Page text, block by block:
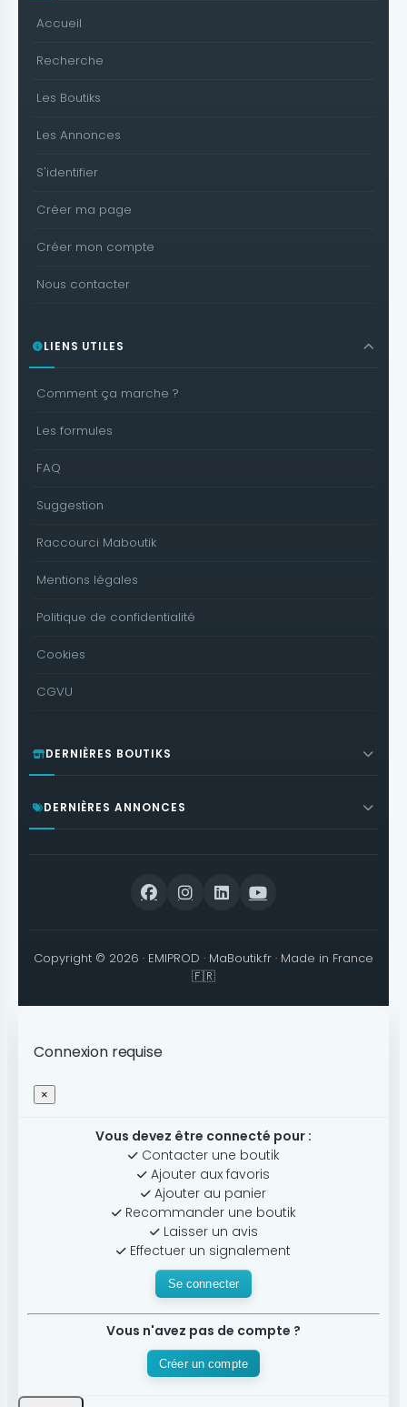
Accueil
Recherche
Les Boutiks
Les Annonces
S'identifier
Créer ma page
Créer mon compte
Nous contacter
LIENS UTILES
Comment ça marche ?
Les formules
FAQ
Suggestion
Raccourci Maboutik
Mentions légales
Politique de confidentialité
Cookies
CGVU
DERNIÈRES BOUTIKS
DERNIÈRES ANNONCES
Copyright © 2026 · EMIPROD · MaBoutik.fr · Made in France
🇫🇷
Connexion requise
×
Vous devez être connecté pour :
Contacter une boutik
Ajouter aux favoris
Ajouter au panier
Recommander une boutik
Laisser un avis
Effectuer un signalement
Se connecter
Vous n'avez pas de compte ?
Créer un compte